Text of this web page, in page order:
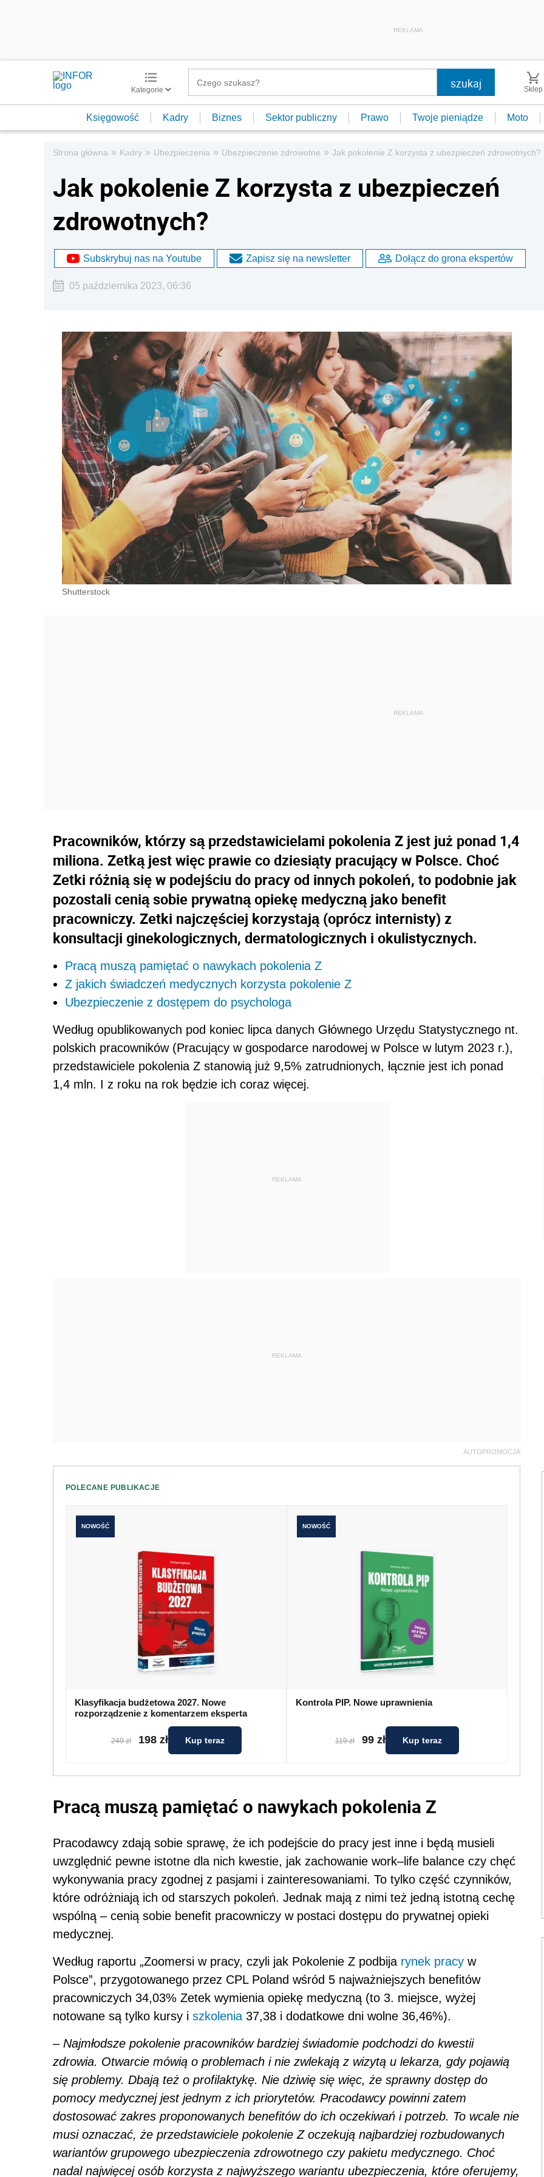
REKLAMA
Kategorie Sklep
Księgowość Kadry Biznes Sektor publiczny Prawo Twoje pieniądze Moto
Strona główna » Kadry » Ubezpieczenia » Ubezpieczenie zdrowotne » Jak pokolenie Z korzysta z ubezpieczeń zdrowotnych?
Jak pokolenie Z korzysta z ubezpieczeń
zdrowotnych?
Subskrybuj nas na Youtube Zapisz się na newsletter Dołącz do grona ekspertów
05 października 2023, 06:36
Shutterstock
Pracowników, którzy są przedstawicielami pokolenia Z jest już ponad 1,4
miliona. Zetką jest więc prawie co dziesiąty pracujący w Polsce. Choć
Zetki różnią się w podejściu do pracy od innych pokoleń, to podobnie jak
pozostali cenią sobie prywatną opiekę medyczną jako benefit
pracowniczy. Zetki najczęściej korzystają (oprócz internisty) z
konsultacji ginekologicznych, dermatologicznych i okulistycznych.
Pracą muszą pamiętać o nawykach pokolenia Z
Z jakich świadczeń medycznych korzysta pokolenie Z
Ubezpieczenie z dostępem do psychologa
Według opublikowanych pod koniec lipca danych Głównego Urzędu Statystycznego nt.
polskich pracowników (Pracujący w gospodarce narodowej w Polsce w lutym 2023 r.),
przedstawiciele pokolenia Z stanowią już 9,5% zatrudnionych, łącznie jest ich ponad
1,4 mln. I z roku na rok będzie ich coraz więcej.
REKLAMA
REKLAMA
AUTOPROMOCJA
POLECANE PUBLIKACJE
NOWOŚĆ
Klasyfikacja budżetowa 2027. Nowe
rozporządzenie z komentarzem eksperta
249 zł 198 zł Kup teraz
NOWOŚĆ
Kontrola PIP. Nowe uprawnienia
119 zł 99 zł Kup teraz
Pracą muszą pamiętać o nawykach pokolenia Z
Pracodawcy zdają sobie sprawę, że ich podejście do pracy jest inne i będą musieli
uwzględnić pewne istotne dla nich kwestie, jak zachowanie work–life balance czy chęć
wykonywania pracy zgodnej z pasjami i zainteresowaniami. To tylko część czynników,
które odróżniają ich od starszych pokoleń. Jednak mają z nimi też jedną istotną cechę
wspólną – cenią sobie benefit pracowniczy w postaci dostępu do prywatnej opieki
medycznej.
Według raportu „Zoomersi w pracy, czyli jak Pokolenie Z podbija rynek pracy w
Polsce”, przygotowanego przez CPL Poland wśród 5 najważniejszych benefitów
pracowniczych 34,03% Zetek wymienia opiekę medyczną (to 3. miejsce, wyżej
notowane są tylko kursy i szkolenia 37,38 i dodatkowe dni wolne 36,46%).
– Najmłodsze pokolenie pracowników bardziej świadomie podchodzi do kwestii
zdrowia. Otwarcie mówią o problemach i nie zwlekają z wizytą u lekarza, gdy pojawią
się problemy. Dbają też o profilaktykę. Nie dziwię się więc, że sprawny dostęp do
pomocy medycznej jest jednym z ich priorytetów. Pracodawcy powinni zatem
dostosować zakres proponowanych benefitów do ich oczekiwań i potrzeb. To wcale nie
musi oznaczać, że przedstawiciele pokolenie Z oczekują najbardziej rozbudowanych
wariantów grupowego ubezpieczenia zdrowotnego czy pakietu medycznego. Choć
nadal najwięcej osób korzysta z najwyższego wariantu ubezpieczenia, które oferujemy,